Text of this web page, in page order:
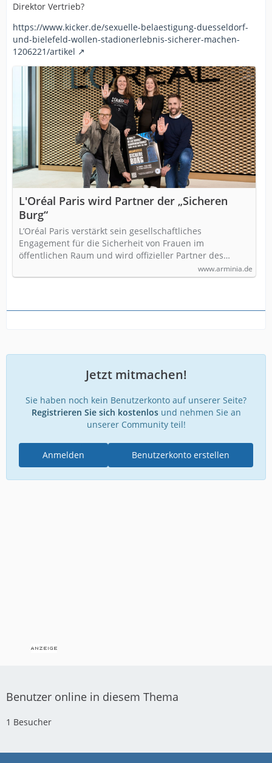
Direktor Vertrieb?
https://www.kicker.de/sexuelle-belaestigung-duesseldorf-
und-bielefeld-wollen-stadionerlebnis-sicherer-machen-
1206221/artikel
L'Oréal Paris wird Partner der „Sicheren
Burg“
L’Oréal Paris verstärkt sein gesellschaftliches
Engagement für die Sicherheit von Frauen im
öffentlichen Raum und wird offizieller Partner des…
www.arminia.de
Jetzt mitmachen!
Sie haben noch kein Benutzerkonto auf unserer Seite?
Registrieren Sie sich kostenlosund nehmen Sie an
unserer Community teil!
Benutzerkonto erstellen
Anmelden
Benutzer online in diesem Thema
1 Besucher